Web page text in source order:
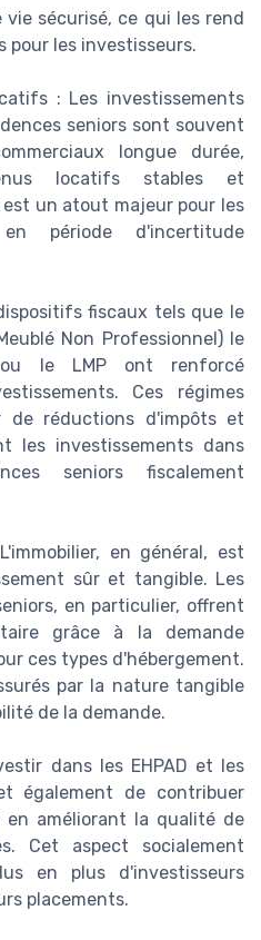
sécurisé, ce qui les rend
les investisseurs.
: Les investissements
seniors sont souvent
longue durée,
locatifs stables et
un atout majeur pour les
période d'incertitude
fiscaux tels que le
Non Professionnel) le
ou le LMP ont renforcé
Ces régimes
de réductions d'impôts et
les investissements dans
seniors fiscalement
en général, est
sûr et tangible. Les
en particulier, offrent
grâce à la demande
ces types d'hébergement.
par la nature tangible
de la demande.
dans les EHPAD et les
également de contribuer
améliorant la qualité de
Cet aspect socialement
en plus d'investisseurs
placements.